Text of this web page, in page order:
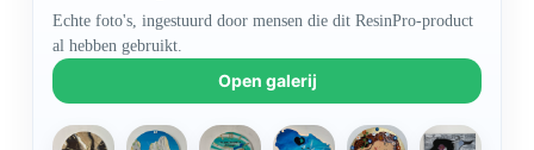
Echte foto's, ingestuurd door mensen die dit ResinPro-product
al hebben gebruikt.
Open galerij